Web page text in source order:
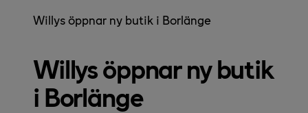
Willys öppnar ny butik i Borlänge
Willys öppnar ny butik
i Borlänge